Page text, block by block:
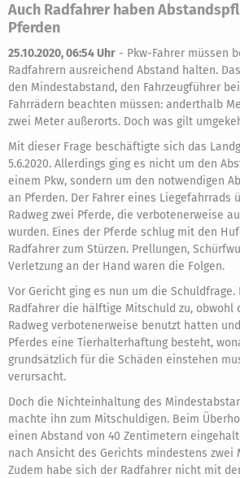
Auch Radfahrer haben
Pferden
25.10.2020, 06:54 Uhr - Pkw-Fahrer müssen
Radfahrern ausreichend Abstand halten.
den Mindestabstand, den Fahrzeugführer
Fahrrädern beachten müssen: anderthalb
zwei Meter außerorts. Doch was gilt
Mit dieser Frage beschäftigte sich das
5.6.2020. Allerdings ging es nicht um den
einem Pkw, sondern um den notwendigen
an Pferden. Der Fahrer eines Liegefahrrads
Radweg zwei Pferde, die verbotenerweise
wurden. Eines der Pferde schlug mit den
Radfahrer zum Stürzen. Prellungen,
Verletzung an der Hand waren die Folgen.
Vor Gericht ging es nun um die Schuldfrage.
Radfahrer die hälftige Mitschuld zu, obwohl
Radweg verbotenerweise benutzt hatten
Pferdes eine Tierhalterhaftung besteht,
grundsätzlich für die Schäden einstehen
verursacht.
Doch die Nichteinhaltung des
machte ihn zum Mitschuldigen. Beim
einen Abstand von 40 Zentimetern
nach Ansicht des Gerichts mindestens zwei
Zudem habe sich der Radfahrer nicht mit